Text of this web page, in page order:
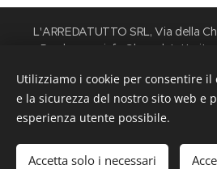
Aggiungi al
L'ARREDATUTTO SRL, Via della
Pordenone, info@larredatutto.it,
Lun - Ven 9.00-12.00 / 15.00-18.00 su
Utilizziamo i cookie per consentire
e la sicurezza del nostro sito web e
esperienza utente possibile.
Accetta solo i necessari